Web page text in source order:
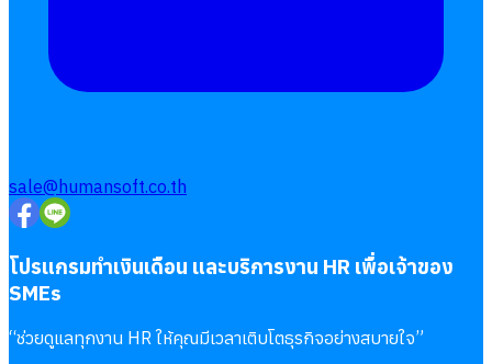
sale@humansoft.co.th
โปรแกรมทำเงินเดือน และบริการงาน HR เพื่อเจ้าของ
SMEs
“ช่วยดูแลทุกงาน HR ให้คุณมีเวลาเติบโตธุรกิจอย่างสบายใจ”